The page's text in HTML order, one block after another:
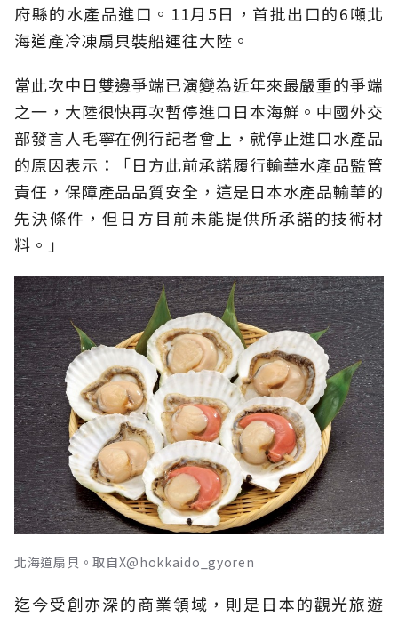
府縣的水產品進口。11月5日，首批出口的6噸北
海道產冷凍扇貝裝船運往大陸。
當此次中日雙邊爭端已演變為近年來最嚴重的爭端
之一，大陸很快再次暫停進口日本海鮮。中國外交
部發言人毛寧在例行記者會上，就停止進口水產品
的原因表示：「日方此前承諾履行輸華水產品監管
責任，保障產品品質安全，這是日本水產品輸華的
先決條件，但日方目前未能提供所承諾的技術材
料。」
北海道扇貝。取自X@hokkaido_gyoren
迄今受創亦深的商業領域，則是日本的觀光旅遊